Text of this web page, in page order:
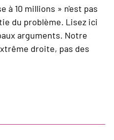
à 10 millions » n'est pas
du problème. Lisez ici
arguments. Notre
droite, pas des